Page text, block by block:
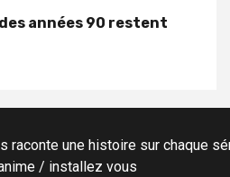
années 90 restent
raconte une histoire sur chaque
/ installez vous